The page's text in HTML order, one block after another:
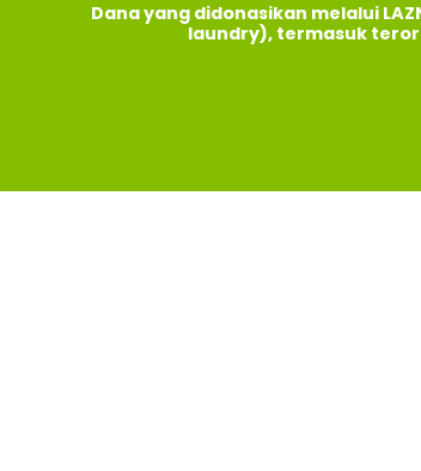
Dana yang didonasikan melalui
laundry), termasuk